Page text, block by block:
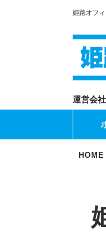
姫路オフ
運営会
HOME